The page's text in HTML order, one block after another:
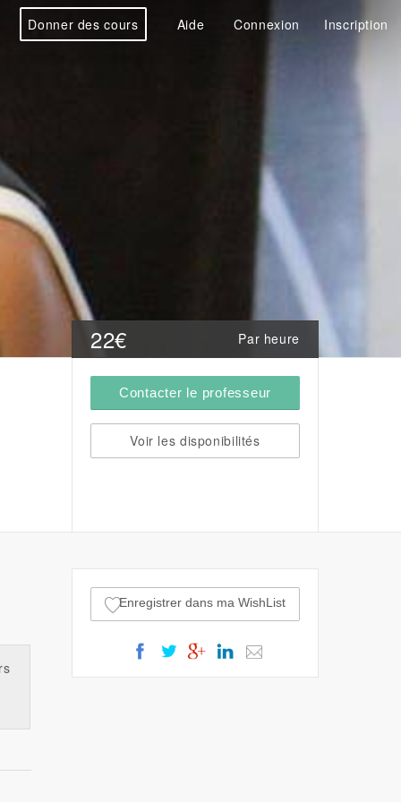
Donner des cours Aide Connexion Inscription
22€ Par heure
Contacter le professeur
Voir les disponibilités
Enregistrer dans ma WishList